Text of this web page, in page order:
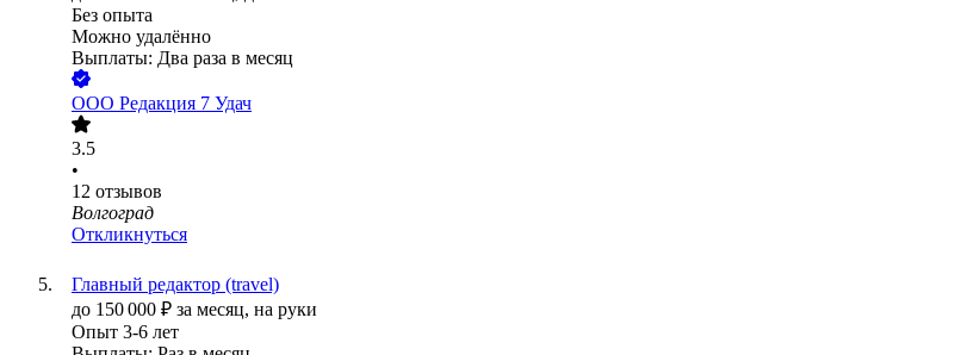
Без опыта
Можно удалённо
Выплаты: Два раза в месяц
ООО Редакция 7 Удач
3.5
•
12 отзывов
Волгоград
Откликнуться
Главный редактор (travel)
до 150 000 ₽ за месяц, на руки
Опыт 3-6 лет